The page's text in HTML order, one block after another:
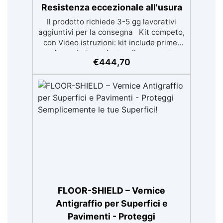
Resistenza eccezionale all'usura
Il prodotto richiede 3-5 gg lavorativi
aggiuntivi per la consegna Kit competo,
con Video istruzioni: kit include primer
universale (per piasterelle, cemento,
microcemento) resina rivestimento
antigraffio, pronto all'uso! Massima
resistenza all'usura: il sistema
poliaspartico SPARTA offre una
protezione eccezionale contro graffi,
agenti chimici e carichi pesanti, ideale
personalizzabile: inclusi paillettes
decorativi per creare pavimenti con
effetti unici e brillanti.​​ Versatilità d'uso:
adatto per professionisti, hobbisti e
€444,70
FLOOR-SHIELD – Vernice
Antigraffio per Superfici e
Pavimenti - Proteggi